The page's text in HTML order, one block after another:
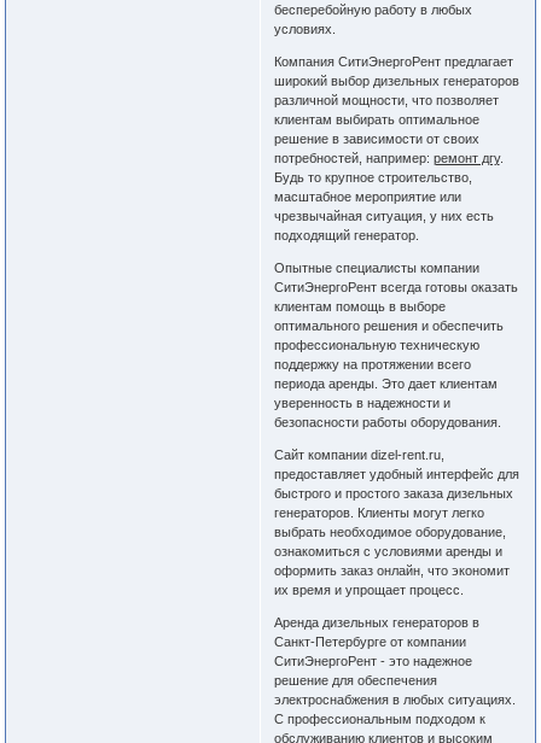
бесперебойную работу в любых
условиях.
Компания СитиЭнергоРент предлагает
широкий выбор дизельных генераторов
различной мощности, что позволяет
клиентам выбирать оптимальное
решение в зависимости от своих
потребностей, например: ремонт дгу.
Будь то крупное строительство,
масштабное мероприятие или
чрезвычайная ситуация, у них есть
подходящий генератор.
Опытные специалисты компании
СитиЭнергоРент всегда готовы оказать
клиентам помощь в выборе
оптимального решения и обеспечить
профессиональную техническую
поддержку на протяжении всего
периода аренды. Это дает клиентам
уверенность в надежности и
безопасности работы оборудования.
Сайт компании dizel-rent.ru,
предоставляет удобный интерфейс для
быстрого и простого заказа дизельных
генераторов. Клиенты могут легко
выбрать необходимое оборудование,
ознакомиться с условиями аренды и
оформить заказ онлайн, что экономит
их время и упрощает процесс.
Аренда дизельных генераторов в
Санкт-Петербурге от компании
СитиЭнергоРент - это надежное
решение для обеспечения
электроснабжения в любых ситуациях.
С профессиональным подходом к
обслуживанию клиентов и высоким